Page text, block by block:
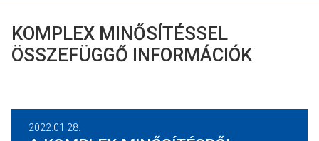
keresni
kívánt
kifejezést,
meg
a
KOMPLEX MINŐSÍTÉSSEL
ÖSSZEFÜGGŐ INFORMÁCIÓK
2022.01.28.